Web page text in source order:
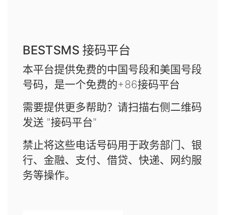
BESTSMS 接码平台
本平台提供免费的中国号段和美国号段
号码，是一个免费的+86接码平台
需要提供更多帮助？请扫描右侧二维码
发送 "接码平台"
禁止将这些电话号码用于政务部门、银
行、金融、支付、借贷、快递、网约服
务等操作。